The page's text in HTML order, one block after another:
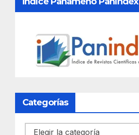
Categorías
Categorías